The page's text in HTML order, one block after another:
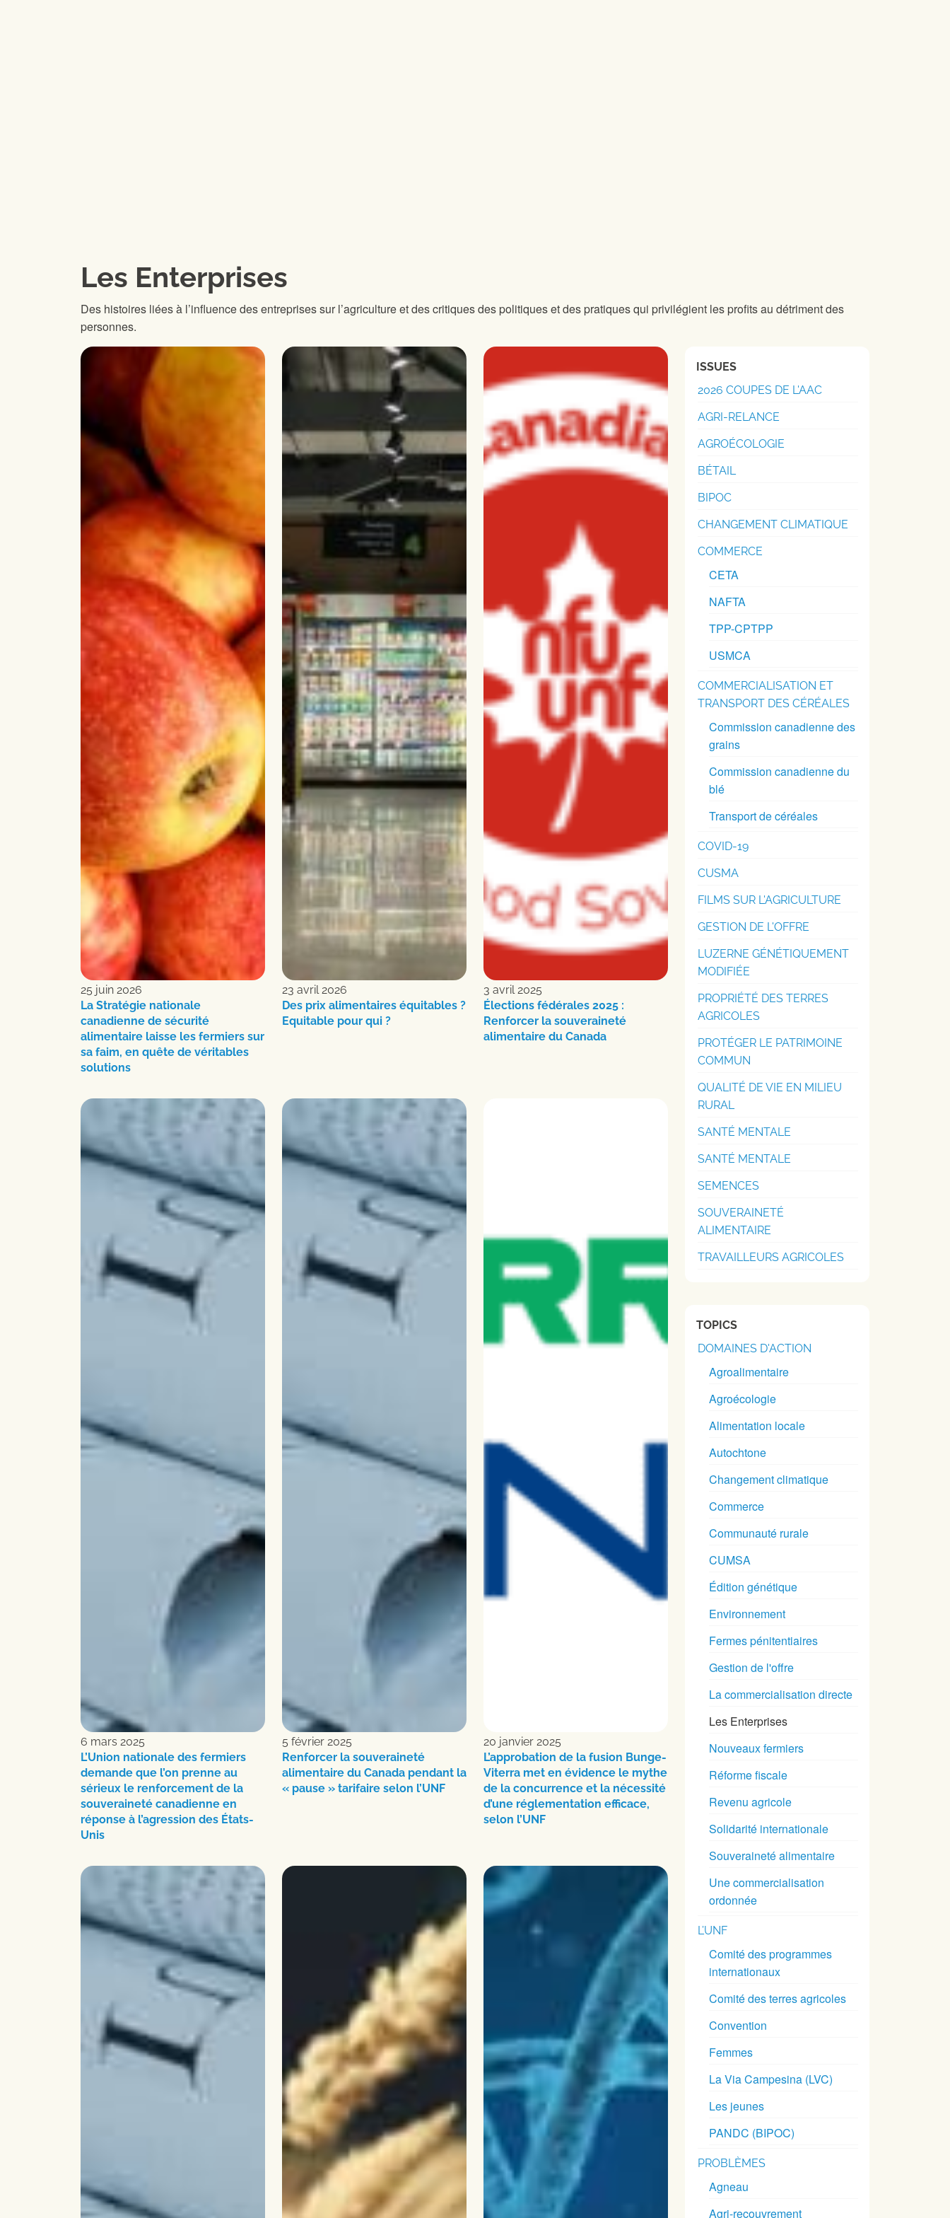
Les Enterprises
Des histoires liées à l’influence des entreprises sur l’agriculture et des critiques des politiques et des pratiques qui privilégient les profits au détriment des
personnes.
25 juin 2026
La Stratégie nationale
canadienne de sécurité
alimentaire laisse les fermiers sur
sa faim, en quête de véritables
solutions
23 avril 2026
Des prix alimentaires équitables ?
Equitable pour qui ?
3 avril 2025
Élections fédérales 2025 :
Renforcer la souveraineté
alimentaire du Canada
6 mars 2025
L’Union nationale des fermiers
demande que l’on prenne au
sérieux le renforcement de la
souveraineté canadienne en
réponse à l’agression des États-
Unis
5 février 2025
Renforcer la souveraineté
alimentaire du Canada pendant la
« pause » tarifaire selon l’UNF
20 janvier 2025
L’approbation de la fusion Bunge-
Viterra met en évidence le mythe
de la concurrence et la nécessité
d’une réglementation efficace,
selon l’UNF
ISSUES
2026 COUPES DE L'AAC
AGRI-RELANCE
AGROÉCOLOGIE
BÉTAIL
BIPOC
CHANGEMENT CLIMATIQUE
COMMERCE
CETA
NAFTA
TPP-CPTPP
USMCA
COMMERCIALISATION ET
TRANSPORT DES CÉRÉALES
Commission canadienne des
grains
Commission canadienne du
blé
Transport de céréales
COVID-19
CUSMA
FILMS SUR L'AGRICULTURE
GESTION DE L'OFFRE
LUZERNE GÉNÉTIQUEMENT
MODIFIÉE
PROPRIÉTÉ DES TERRES
AGRICOLES
PROTÉGER LE PATRIMOINE
COMMUN
QUALITÉ DE VIE EN MILIEU
RURAL
SANTÉ MENTALE
SANTÉ MENTALE
SEMENCES
SOUVERAINETÉ
ALIMENTAIRE
TRAVAILLEURS AGRICOLES
TOPICS
DOMAINES D'ACTION
Agroalimentaire
Agroécologie
Alimentation locale
Autochtone
Changement climatique
Commerce
Communauté rurale
CUMSA
Édition génétique
Environnement
Fermes pénitentiaires
Gestion de l'offre
La commercialisation directe
Les Enterprises
Nouveaux fermiers
Réforme fiscale
Revenu agricole
Solidarité internationale
Souveraineté alimentaire
Une commercialisation
ordonnée
L’UNF
Comité des programmes
internationaux
Comité des terres agricoles
Convention
Femmes
La Via Campesina (LVC)
Les jeunes
PANDC (BIPOC)
PROBLÈMES
Agneau
Agri-recouvrement